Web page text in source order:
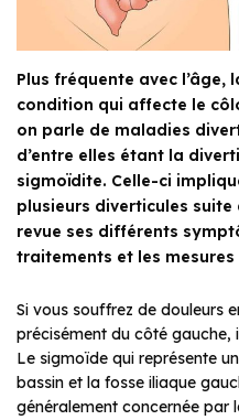
Plus fréquente avec l’âge,
condition qui affecte le
on parle de maladies
d’entre elles étant la
sigmoïdite. Celle-ci
plusieurs diverticules
revue ses différents
traitements et les
Si vous souffrez de douleurs
précisément du côté gauche,
Le sigmoïde qui représente
bassin et la fosse iliaque
généralement concernée par